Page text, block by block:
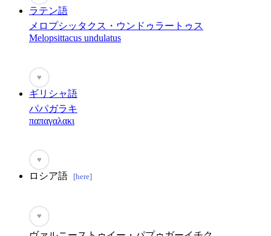
ラテン語
メロプシッタクス・ウンドゥラートゥス
Melopsittacus undulatus
♥
ギリシャ語
パパガラキ
παπαγαλακι
♥
ロシア語 [here]
♥